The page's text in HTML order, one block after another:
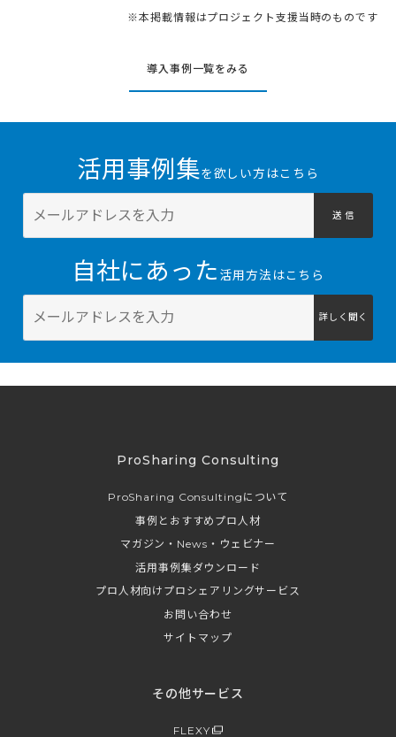
※本掲載情報はプロジェクト支援当時のものです
導入事例一覧をみる
活用事例集を欲しい方はこちら
送 信
自社にあった 活用方法はこちら
詳しく聞く
ProSharing Consulting
ProSharing Consultingについて
事例とおすすめプロ人材
マガジン・News・ウェビナー
活用事例集ダウンロード
プロ人材向けプロシェアリングサービス
お問い合わせ
サイトマップ
その他サービス
FLEXY